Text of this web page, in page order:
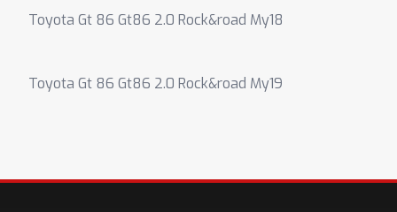
Toyota Gt 86 Gt86 2.0 Rock&road My18
Toyota Gt 86 Gt86 2.0 Rock&road My19